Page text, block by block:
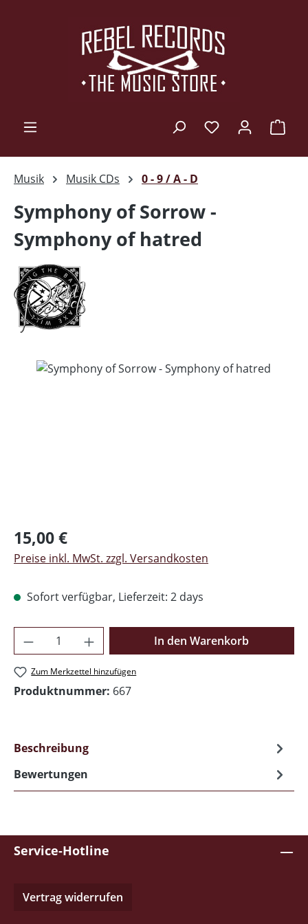
Musik Musik CDs 0 - 9 / A - D
Symphony of Sorrow -
Symphony of hatred
Regulärer Preis:
15,00 €
Preise inkl. MwSt. zzgl. Versandkosten
Sofort verfügbar, Lieferzeit: 2 days
Produkt Anzahl: Gib den gewünschten
In den Warenkorb
Zum Merkzettel hinzufügen
Produktnummer: 667
Beschreibung
Bewertungen
Service-Hotline
Vertrag widerrufen